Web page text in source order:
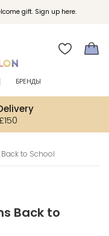
gift. Sign up here.
привилегий при
БРЕНДЫ
Back to School
Back to